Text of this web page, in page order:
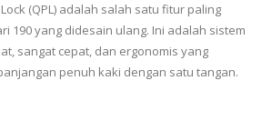
(QPL) adalah salah satu fitur paling
190 yang didesain ulang. Ini adalah sistem
sangat cepat, dan ergonomis yang
penuh kaki dengan satu tangan.